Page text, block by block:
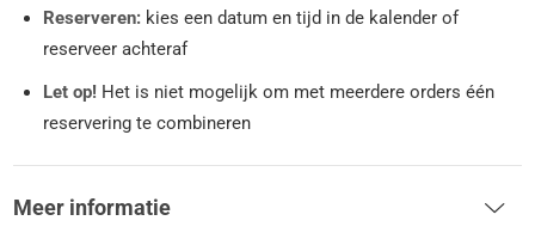
Reserveren: kies een datum en tijd in de kalender of
reserveer achteraf
Let op! Het is niet mogelijk om met meerdere orders één
reservering te combineren
Meer informatie